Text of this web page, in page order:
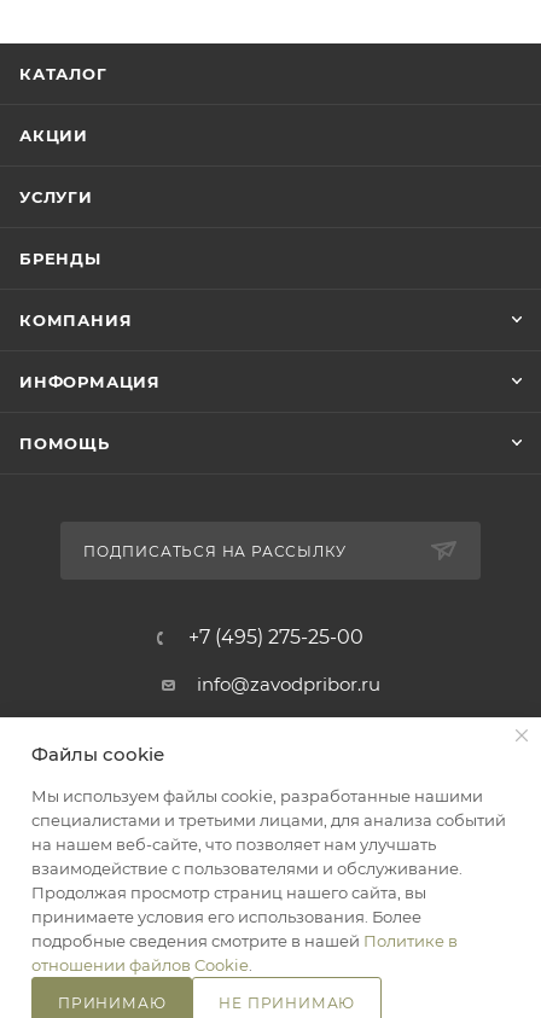
КАТАЛОГ
АКЦИИ
УСЛУГИ
БРЕНДЫ
КОМПАНИЯ
ИНФОРМАЦИЯ
ПОМОЩЬ
ПОДПИСАТЬСЯ НА РАССЫЛКУ
+7 (495) 275-25-00
info@zavodpribor.ru
2016-2026 © ЗаводПрибор - Измерительные приборы
Оферта
Конфиденциальность
Файлы cookie
Мы используем файлы cookie, разработанные нашими
специалистами и третьими лицами, для анализа событий
на нашем веб-сайте, что позволяет нам улучшать
взаимодействие с пользователями и обслуживание.
Продолжая просмотр страниц нашего сайта, вы
принимаете условия его использования. Более
подробные сведения смотрите в нашей Политике в
отношении файлов Cookie
ПРИНИМАЮ НЕ ПРИНИМАЮ